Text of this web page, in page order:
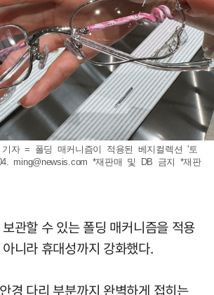
기자 = 폴딩 매커니즘이 적용된 베지컬렉션 '토
ming@newsis.com *재판매 및 DB 금지 *재판
관할 수 있는 폴딩 매커니즘을 적용
니라 휴대성까지 강화했다.
경 다리 부분까지 완벽하게 접히는